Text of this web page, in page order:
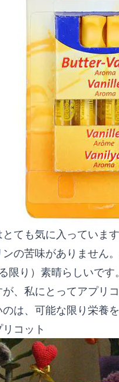
ても気に入っていま
の苦味がありません
限り）素晴らしいです。
、私にとってアプリ
は、可能な限り栄養
コット